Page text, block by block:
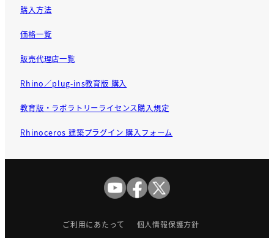
購入方法
価格一覧
販売代理店一覧
Rhino／plug-ins教育版 購入
教育版・ラボラトリーライセンス購入規定
Rhinoceros 建築プラグイン 購入フォーム
ご利用にあたって 個人情報保護方針